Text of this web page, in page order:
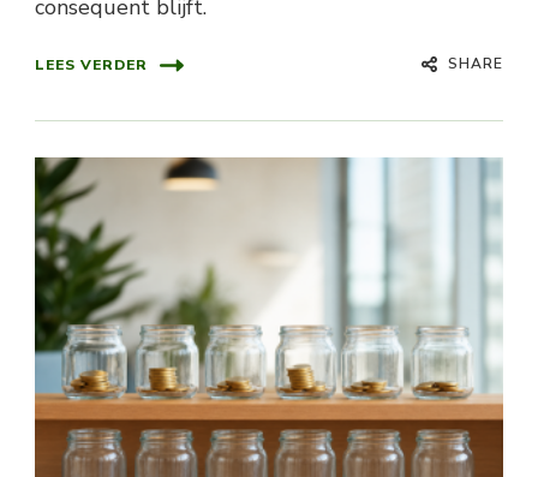
consequent blijft.
LEES VERDER SHARE